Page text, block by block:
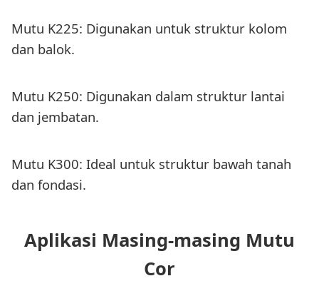
Mutu K225: Digunakan untuk struktur kolom
dan balok.
Mutu K250: Digunakan dalam struktur lantai
dan jembatan.
Mutu K300: Ideal untuk struktur bawah tanah
dan fondasi.
Aplikasi Masing-masing Mutu
Cor